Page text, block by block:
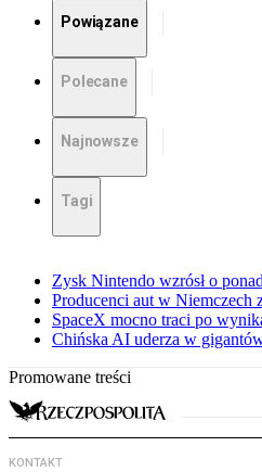
Powiązane
Polecane
Najnowsze
Tagi
Zysk Nintendo wzrósł o
Producenci aut w Niemczech
SpaceX mocno traci po
Chińska AI uderza w
Promowane treści
KONTAKT